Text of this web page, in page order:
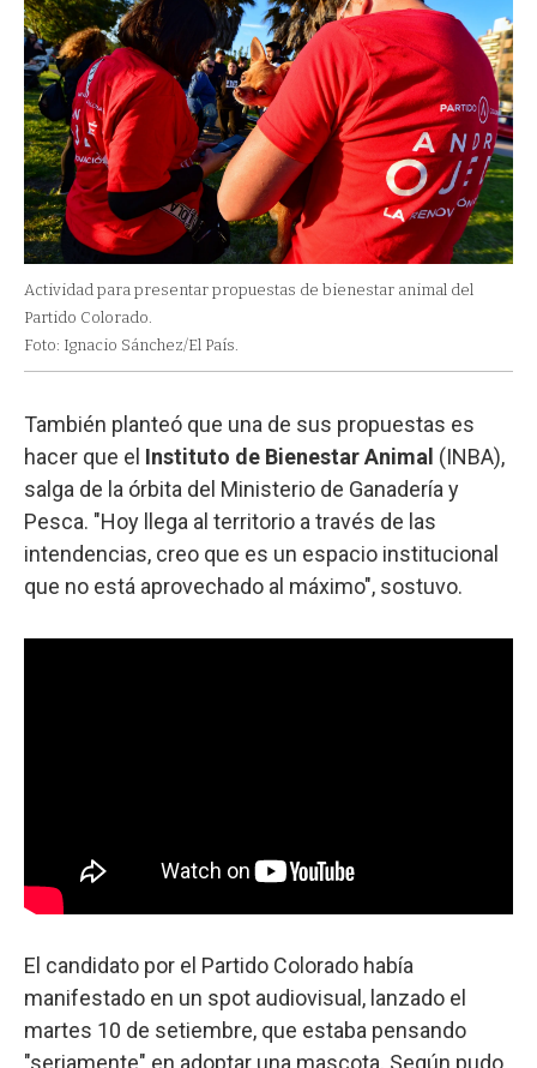
Actividad para presentar propuestas de bienestar animal del
Partido Colorado.
Foto: Ignacio Sánchez/El País.
También planteó que una de sus propuestas es
hacer que el Instituto de Bienestar Animal (INBA),
salga de la órbita del Ministerio de Ganadería y
Pesca. "Hoy llega al territorio a través de las
intendencias, creo que es un espacio institucional
que no está aprovechado al máximo", sostuvo.
El candidato por el Partido Colorado había
manifestado en un spot audiovisual, lanzado el
martes 10 de setiembre, que estaba pensando
"seriamente" en adoptar una mascota. Según pudo